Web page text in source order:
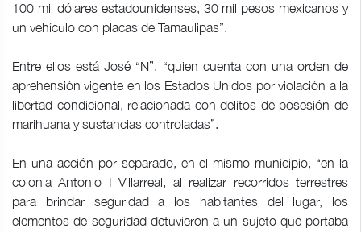
100 mil dólares estadounidenses, 30 mil pesos mexicanos y
un vehículo con placas de Tamaulipas”.
Entre ellos está José “N”, “quien cuenta con una orden de
aprehensión vigente en los Estados Unidos por violación a la
libertad condicional, relacionada con delitos de posesión de
marihuana y sustancias controladas”.
En una acción por separado, en el mismo municipio, “en la
colonia Antonio I Villarreal, al realizar recorridos terrestres
para brindar seguridad a los habitantes del lugar, los
elementos de seguridad detuvieron a un sujeto que portaba